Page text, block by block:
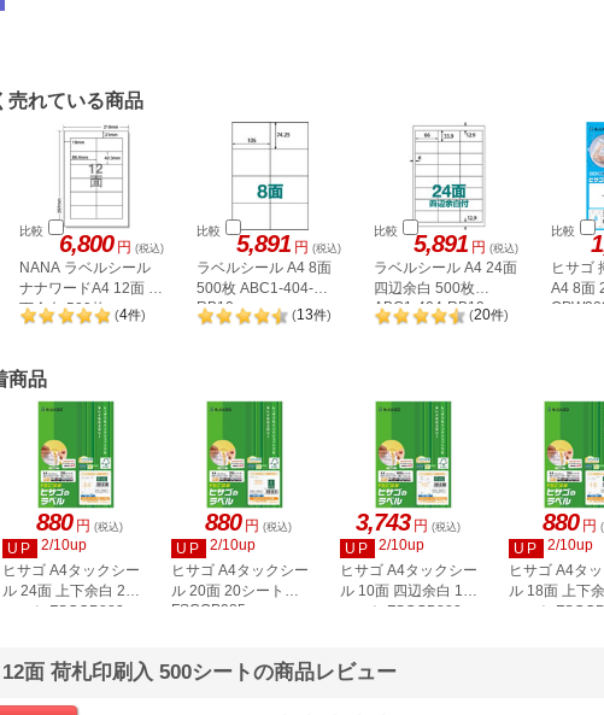
売れている商品
比較 6,800 円 (税込)
NANA ラベルシール
ナナワードA4 12面 上
下余白 500枚
LDW12P
(4件)
比較 5,891 円 (税込)
ラベルシール A4 8面
500枚 ABC1-404-
RB10
(13件)
比較 5,891 円 (税込)
ラベルシール A4 24面
四辺余白 500枚
ABC1-404-RB19
(20件)
比較
ヒサゴ
A4 8面
商品
880 円 (税込)
UP
2/10up
ヒサゴ A4タックシー
ル 24面 上下余白 20
シート FSCOP883
880 円 (税込)
UP
2/10up
ヒサゴ A4タックシー
ル 20面 20シート
FSCOP985
3,743 円 (税込)
UP
2/10up
ヒサゴ A4タックシー
ル 10面 四辺余白 100
シート FSCGB888
880 円
UP
2/10up
ヒサゴ A4タ
ル 18面 上下
シート
面 荷札印刷入 500シートの商品レビュー